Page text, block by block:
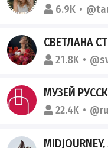
6.9K
СВЕТЛАНА
21.8K
МУЗЕЙ
22.4K